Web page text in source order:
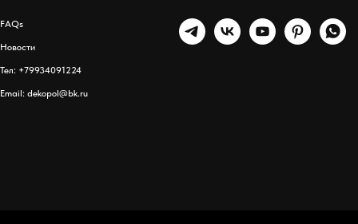
FAQs
Новости
Тел: +79934091224
Email: dekopol@bk.ru